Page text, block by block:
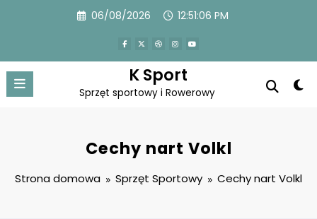
06/08/2026 12:51:06 PM
K Sport
Sprzęt sportowy i Rowerowy
Cechy nart Volkl
Strona domowa Sprzęt Sportowy Cechy nart Volkl